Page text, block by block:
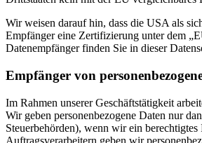
Wir weisen darauf hin, dass die USA als
Empfänger eine Zertifizierung unter dem
Datenempfänger finden Sie in dieser
Empfänger von
Im Rahmen unserer Geschäftstätigkeit
Wir geben personenbezogene Daten nur
Steuerbehörden), wenn wir ein
Auftragsverarbeitern geben wir